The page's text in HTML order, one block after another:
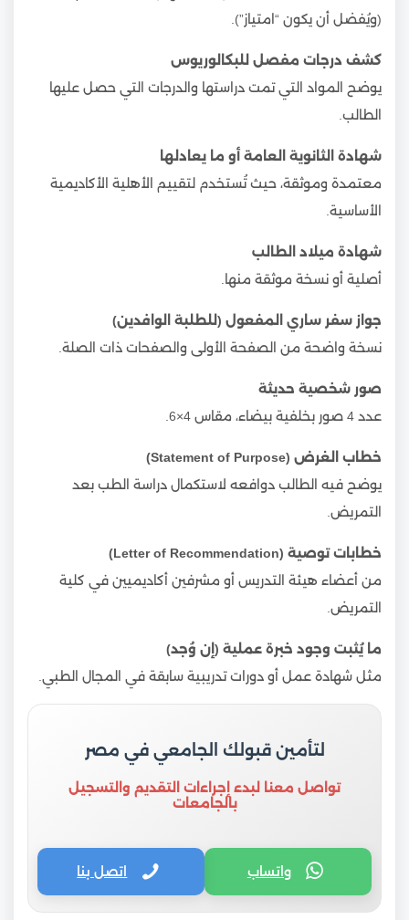
(ويُفضل أن يكون “امتياز”).
كشف درجات مفصل للبكالوريوس
يوضح المواد التي تمت دراستها والدرجات التي حصل عليها
الطالب.
شهادة الثانوية العامة أو ما يعادلها
معتمدة وموثقة، حيث تُستخدم لتقييم الأهلية الأكاديمية
الأساسية.
شهادة ميلاد الطالب
أصلية أو نسخة موثقة منها.
جواز سفر ساري المفعول (للطلبة الوافدين)
نسخة واضحة من الصفحة الأولى والصفحات ذات الصلة.
صور شخصية حديثة
عدد 4 صور بخلفية بيضاء، مقاس 4×6.
خطاب الغرض (Statement of Purpose)
يوضح فيه الطالب دوافعه لاستكمال دراسة الطب بعد
التمريض.
خطابات توصية (Letter of Recommendation)
من أعضاء هيئة التدريس أو مشرفين أكاديميين في كلية
التمريض.
ما يُثبت وجود خبرة عملية (إن وُجد)
مثل شهادة عمل أو دورات تدريبية سابقة في المجال الطبي.
لتأمين قبولك الجامعي في مصر
تواصل معنا لبدء إجراءات التقديم والتسجيل
بالجامعات
واتساب اتصل بنا